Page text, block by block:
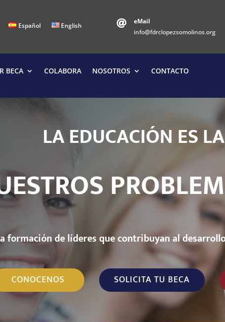
Español English 
eMail
info@fdrclopezsomolinos.org
BECA COLABORA NOSOTROS CONTACTO
LAEDUCACIÓN ESLA
ESTROSPROBLEM
aformacióndelíderesquecontribuyanaldesarroll
CONOCENOS SOLICITA TU BECA